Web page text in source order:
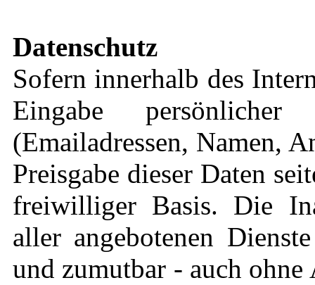
Datenschutz
Sofern innerhalb des
Eingabe
(Emailadressen, Namen,
Preisgabe dieser Daten
freiwilliger Basis. Die
aller angebotenen
und zumutbar - auch